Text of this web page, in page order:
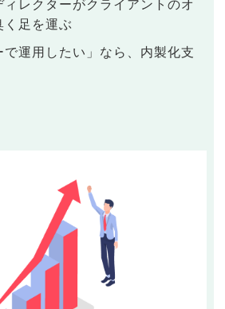
ィレクターがクライアントのオ
く足を運ぶ
で運用したい」なら、内製化支